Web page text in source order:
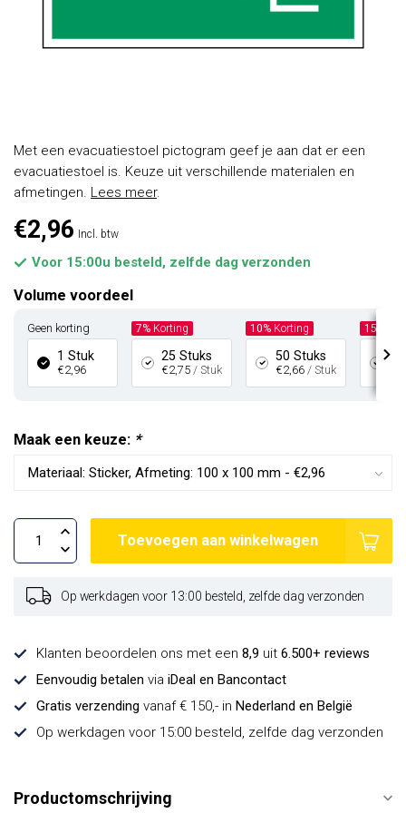
Met een evacuatiestoel pictogram geef je aan dat er een
evacuatiestoel is. Keuze uit verschillende materialen en
afmetingen. Lees meer.
€2,96 Incl. btw
Voor 15:00u besteld, zelfde dag verzonden
Volume voordeel
Geen korting
1 Stuk
€2,96
7% Korting
25 Stuks
€2,75 / Stuk
10% Korting
50 Stuks
€2,66 / Stuk
15%
Maak een keuze: *
Toevoegen aan winkelwagen
Op werkdagen voor 13:00 besteld, zelfde dag verzonden
Klanten beoordelen ons met een 8,9 uit 6.500+ reviews
Eenvoudig betalen via iDeal en Bancontact
Gratis verzending vanaf € 150,- in Nederland en België
Op werkdagen voor 15:00 besteld, zelfde dag verzonden
Productomschrijving